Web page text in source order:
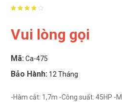
Vui lòng gọi
Mã: Ca-475
Bảo Hành: 12 Tháng
-Hàm cắt: 1,7m -Công suất: 45HP -